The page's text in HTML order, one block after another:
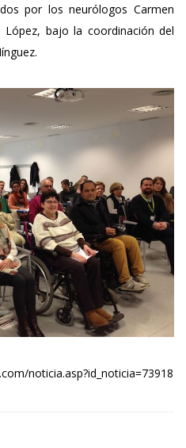
por los neurólogos Carmen
López, bajo la coordinación del
noticia.asp?id_noticia=73918